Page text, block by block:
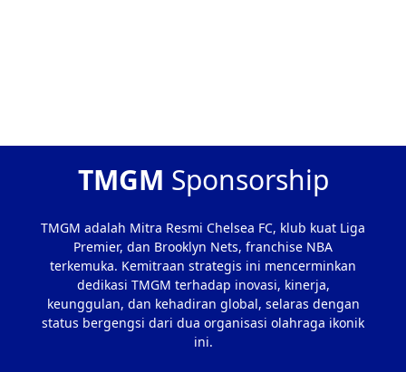
TMGM Sponsorship
TMGM adalah Mitra Resmi Chelsea FC, klub kuat Liga
Premier, dan Brooklyn Nets, franchise NBA
terkemuka. Kemitraan strategis ini mencerminkan
dedikasi TMGM terhadap inovasi, kinerja,
keunggulan, dan kehadiran global, selaras dengan
status bergengsi dari dua organisasi olahraga ikonik
ini.